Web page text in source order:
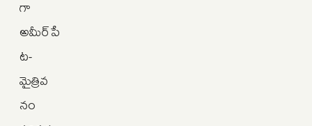
గా
అమీర్‌పే
ట-
మైత్రివ
నం